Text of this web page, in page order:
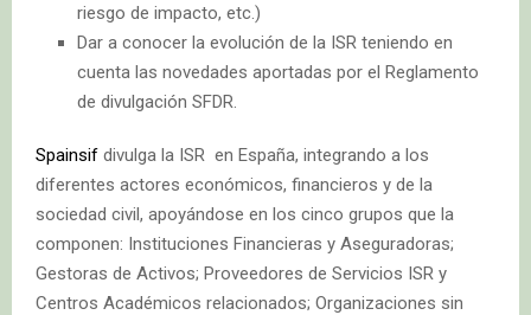
riesgo de impacto, etc.)
Dar a conocer la evolución de la ISR teniendo en
cuenta las novedades aportadas por el Reglamento
de divulgación SFDR.
Spainsif divulga la ISR en España, integrando a los
diferentes actores económicos, financieros y de la
sociedad civil, apoyándose en los cinco grupos que la
componen: Instituciones Financieras y Aseguradoras;
Gestoras de Activos; Proveedores de Servicios ISR y
Centros Académicos relacionados; Organizaciones sin